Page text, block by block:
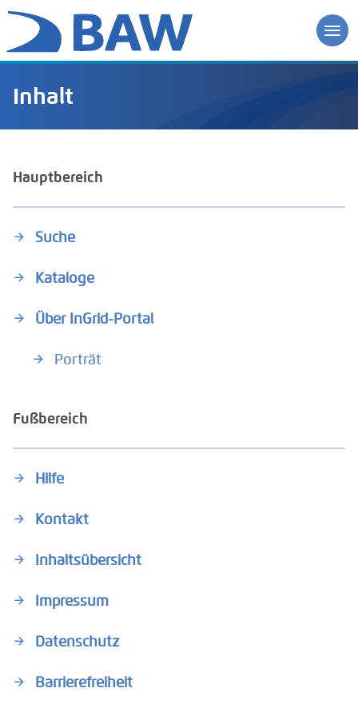
Inhalt
Hauptbereich
Suche
Kataloge
Über InGrid-Portal
Porträt
Fußbereich
Hilfe
Kontakt
Inhaltsübersicht
Impressum
Datenschutz
Barrierefreiheit